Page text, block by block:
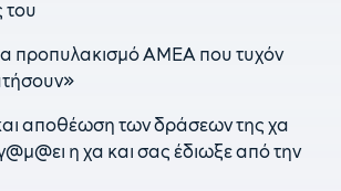
του
προπυλακισμό ΑΜΕΑ που τυχόν
αποθέωση των δράσεων της χα
η χα και σας έδιωξε από την